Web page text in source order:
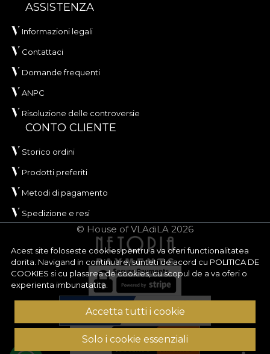
Acest site foloseste cookies pentru a va oferi functionalitatea
dorita. Navigand in continuare, sunteti de acord cu POLITICA DE
COOKIES si cu plasarea de cookies, cu scopul de a va oferi o
experienta imbunatatita.
Accetta tutti i cookie
Solo i cookie essenziali
ASSISTENZA
Informazioni legali
Contattaci
Domande frequenti
ANPC
Risoluzione delle controversie
CONTO CLIENTE
Storico ordini
Prodotti preferiti
Metodi di pagamento
Spedizione e resi
© House of VLAdiLA 2026